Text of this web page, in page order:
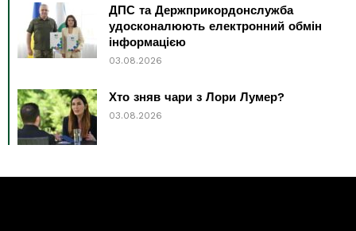
ДПС та Держприкордонслужба
удосконалюють електронний обмін
інформацією
03.08.2026
Хто зняв чари з Лори Лумер?
03.08.2026